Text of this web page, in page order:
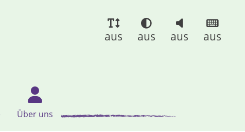
Über uns
aus aus aus aus